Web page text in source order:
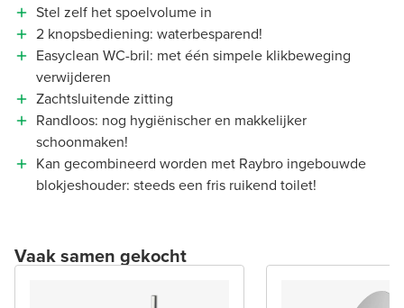
Stel zelf het spoelvolume in
2 knopsbediening: waterbesparend!
Easyclean WC-bril: met één simpele klikbeweging
verwijderen
Zachtsluitende zitting
Randloos: nog hygiënischer en makkelijker
schoonmaken!
Kan gecombineerd worden met Raybro ingebouwde
blokjeshouder: steeds een fris ruikend toilet!
Vaak samen gekocht